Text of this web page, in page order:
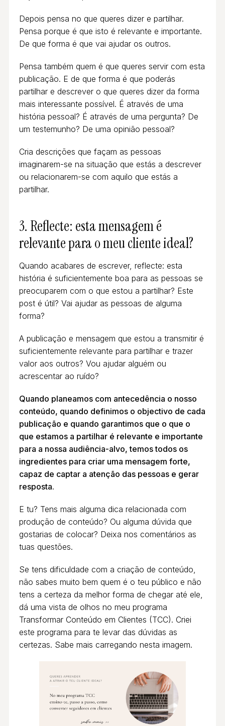
Depois pensa no que queres dizer e partilhar.
Pensa porque é que isto é relevante e importante.
De que forma é que vai ajudar os outros.
Pensa também quem é que queres servir com esta
publicação. E de que forma é que poderás
partilhar e descrever o que queres dizer da forma
mais interessante possível. É através de uma
história pessoal? É através de uma pergunta? De
um testemunho? De uma opinião pessoal?
Cria descrições que façam as pessoas
imaginarem-se na situação que estás a descrever
ou relacionarem-se com aquilo que estás a
partilhar.
3. Reflecte: esta mensagem é
relevante para o meu cliente ideal?
Quando acabares de escrever, reflecte: esta
história é suficientemente boa para as pessoas se
preocuparem com o que estou a partilhar? Este
post é útil? Vai ajudar as pessoas de alguma
forma?
A publicação e mensagem que estou a transmitir é
suficientemente relevante para partilhar e trazer
valor aos outros? Vou ajudar alguém ou
acrescentar ao ruído?
Quando planeamos com antecedência o nosso
conteúdo, quando definimos o objectivo de cada
publicação e quando garantimos que o que o
que estamos a partilhar é relevante e importante
para a nossa audiência-alvo, temos todos os
ingredientes para criar uma mensagem forte,
capaz de captar a atenção das pessoas e gerar
resposta.
E tu? Tens mais alguma dica relacionada com
produção de conteúdo? Ou alguma dúvida que
gostarias de colocar? Deixa nos comentários as
tuas questões.
Se tens dificuldade com a criação de conteúdo,
não sabes muito bem quem é o teu público e não
tens a certeza da melhor forma de chegar até ele,
dá uma vista de olhos no meu programa
Transformar Conteúdo em Clientes (TCC). Criei
este programa para te levar das dúvidas as
certezas. Sabe mais carregando nesta imagem.